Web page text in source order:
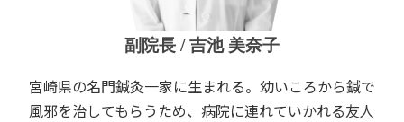
副院長 / 吉池 美奈子
宮崎県の名門鍼灸一家に生まれる。幼いころから鍼で
風邪を治してもらうため、病院に連れていかれる友人